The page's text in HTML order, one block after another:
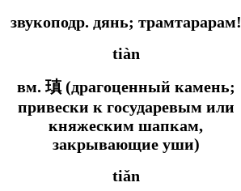
звукоподр. дянь; трамтарарам!
tiàn
вм. 瑱 (драгоценный камень;
привески к государевым или
княжеским шапкам,
закрывающие уши)
tiǎn